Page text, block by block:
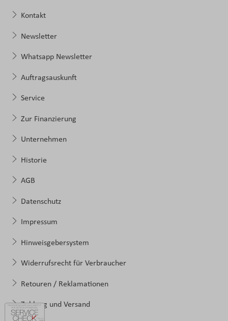
Kontakt
Newsletter
Whatsapp Newsletter
Auftragsauskunft
Service
Zur Finanzierung
Unternehmen
Historie
AGB
Datenschutz
Impressum
Hinweisgebersystem
Widerrufsrecht für Verbraucher
Retouren / Reklamationen
Zahlung und Versand